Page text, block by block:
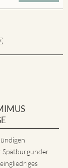
Spätburgunder